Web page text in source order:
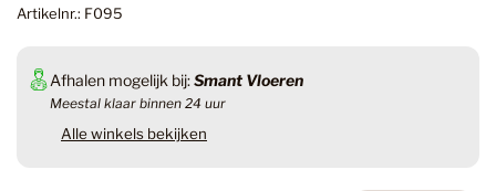
Artikelnr.: F095
Afhalen mogelijk bij:Smant Vloeren
Meestal klaar binnen 24 uur
Alle winkels bekijken